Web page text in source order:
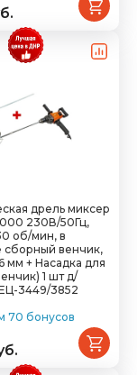
дрель миксер
230В/50Гц,
об/мин, в
сборный венчик,
мм + Насадка для
1 шт д/
3449/3852
70 бонусов